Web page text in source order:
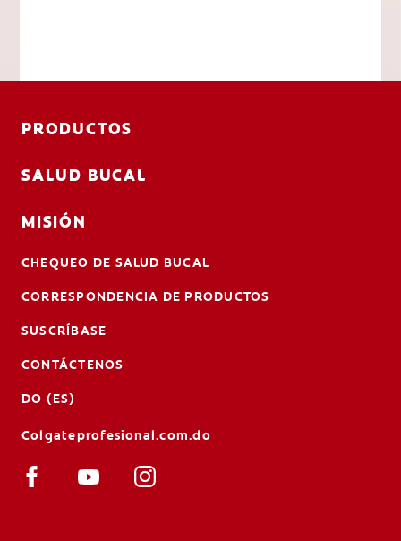
PRODUCTOS
SALUD BUCAL
MISIÓN
CHEQUEO DE SALUD BUCAL
CORRESPONDENCIA DE PRODUCTOS
SUSCRÍBASE
CONTÁCTENOS
DO (ES)
Colgateprofesional.com.do